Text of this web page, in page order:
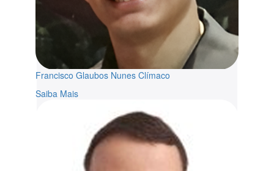
Francisco Glaubos Nunes Clímaco
Saiba Mais